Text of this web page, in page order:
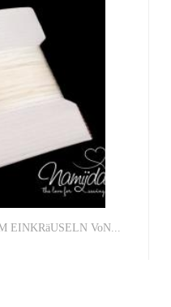
EINKRäUSELN VoN...